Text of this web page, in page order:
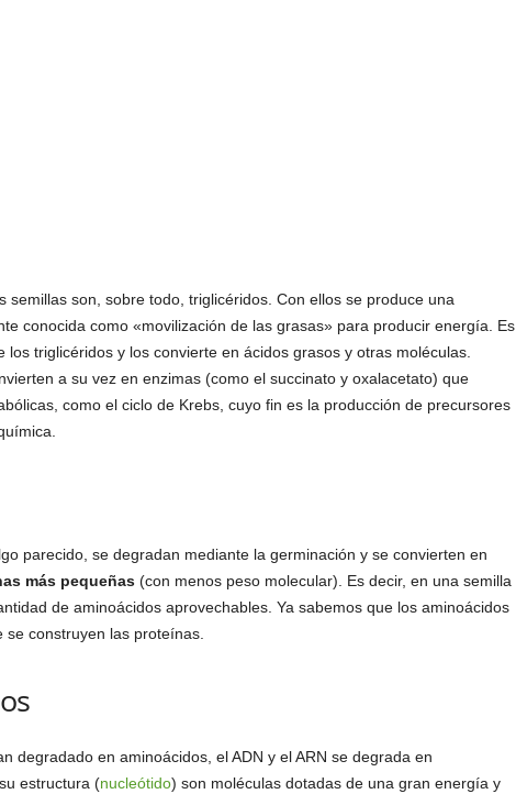
semillas son, sobre todo, triglicéridos. Con ellos se produce una
conocida como «movilización de las grasas» para producir energía. Es
los triglicéridos y los convierte en ácidos grasos y otras moléculas.
a su vez en enzimas (como el succinato y oxalacetato) que
como el ciclo de Krebs, cuyo fin es la producción de precursores
parecido, se degradan mediante la germinación y se convierten en
más pequeñas(con menos peso molecular). Es decir, en una semilla
de aminoácidos aprovechables. Ya sabemos que los aminoácidos
se construyen las proteínas.
degradado en aminoácidos, el ADN y el ARN se degrada en
estructura (nucleótido) son moléculas dotadas de una gran energía y